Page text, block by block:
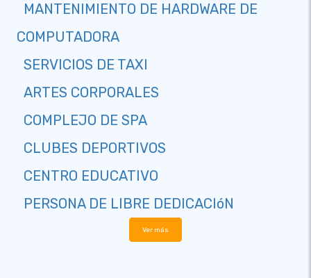
MANTENIMIENTO DE HARDWARE DE
COMPUTADORA
SERVICIOS DE TAXI
ARTES CORPORALES
COMPLEJO DE SPA
CLUBES DEPORTIVOS
CENTRO EDUCATIVO
PERSONA DE LIBRE DEDICACIóN
Ver más